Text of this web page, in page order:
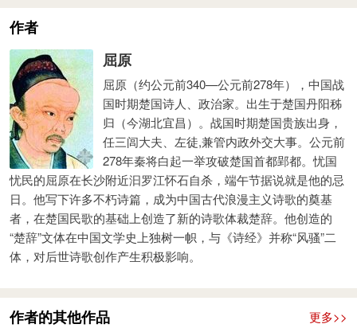
《屈赋校注》又解“礼”为祀，解“魂”为“气之神也，即神灵之本
名，故以之概九(十)神也”，“九祀既闭，合诸巫而乐舞，盖乐中
之合奏也，……以总告诸神灵之前”。其说可从。
诗篇以简洁的文字生动描绘出一个热烈而隆重的大合乐送神
场面。一开始，先点出是“成礼”，使它和《九歌》各篇发生了联
系。祀礼完成后，于是响起密集的鼓点，于是一边把花朵互相传
递，一边更番交替地跳起舞。美貌女郎唱起歌，歌声舒徐和缓，
从容不迫。这正是一个祭众神已毕时简短而又热烈的娱神场面。
而春天供以兰，秋天供以菊，人们多么希望美好的生活能月月如
此，岁岁如此。于是，大家从春供到秋，以时令之花把美好的愿
望总告于众神灵，并许以长此不绝以至终古的供奉之愿，表达人
在“成礼”的鼓声中，读者仿佛看到《东皇太一》中“扬枹兮拊
作者
屈原
屈原（约公元前340—公元前278年），中国战
国时期楚国诗人、政治家。出生于楚国丹阳秭
归（今湖北宜昌）。战国时期楚国贵族出身，
任三闾大夫、左徒,兼管内政外交大事。公元前
278年秦将白起一举攻破楚国首都郢都。忧国
忧民的屈原在长沙附近汩罗江怀石自杀，端午节据说就是他的忌
日。他写下许多不朽诗篇，成为中国古代浪漫主义诗歌的奠基
者，在楚国民歌的基础上创造了新的诗歌体裁楚辞。他创造的
“楚辞”文体在中国文学史上独树一帜，与《诗经》并称“风骚”二
体，对后世诗歌创作产生积极影响。
作者的其他作品
更多>>